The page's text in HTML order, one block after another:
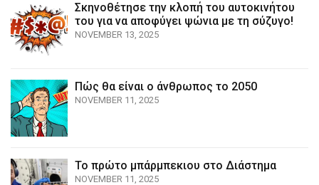
Σκηνοθέτησε την κλοπή του αυτοκινήτου
του για να αποφύγει ψώνια με τη σύζυγο!
NOVEMBER 13, 2025
Πώς θα είναι ο άνθρωπος το 2050
NOVEMBER 11, 2025
Το πρώτο μπάρμπεκιου στο Διάστημα
NOVEMBER 11, 2025